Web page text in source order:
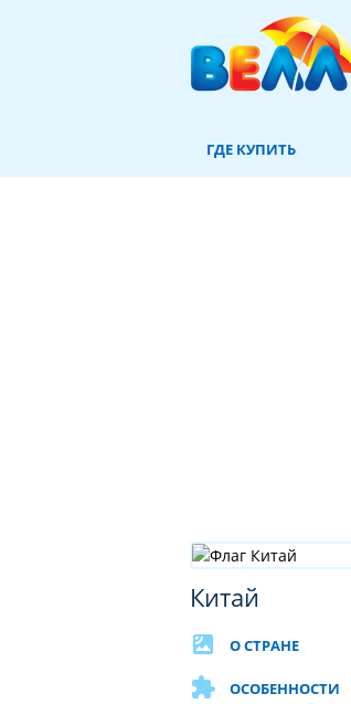
ГДЕ КУПИТЬ
Китай
satellite О СТРАНЕ
extension ОСОБЕННОСТИ